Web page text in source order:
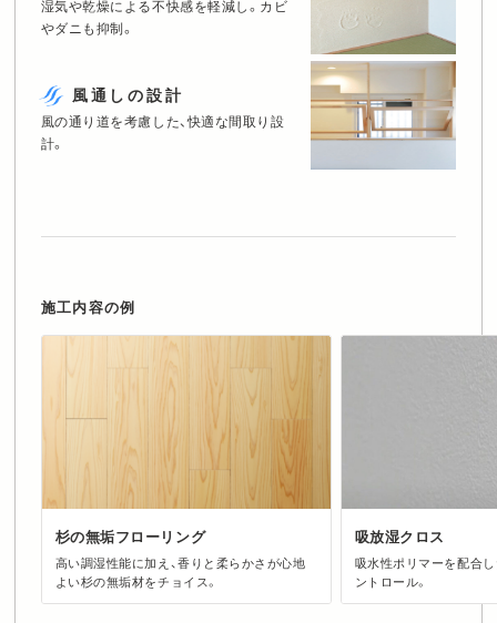
湿気や乾燥による不快感を軽減し。 カビ
やダニも抑制。
風通しの設計
風の通り道を考慮した、快適な間取り設
計。
施工内容の例
杉の無垢フローリング
高い調湿性能に加え、香りと柔らかさが心地
よい杉の無垢材をチョイス。
吸放湿クロス
吸水性ポリマーを配合し
ントロール。